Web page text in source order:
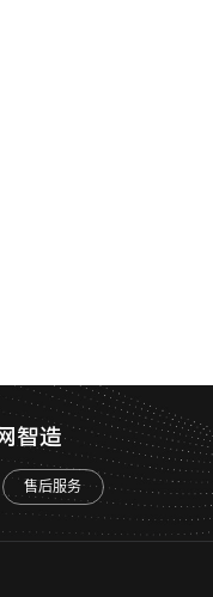
智造
售后服务